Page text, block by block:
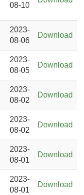
08-10
2023-
08-06
Download
2023-
08-05
Download
2023-
08-02
Download
2023-
08-02
Download
2023-
08-01
Download
2023-
08-01
Download